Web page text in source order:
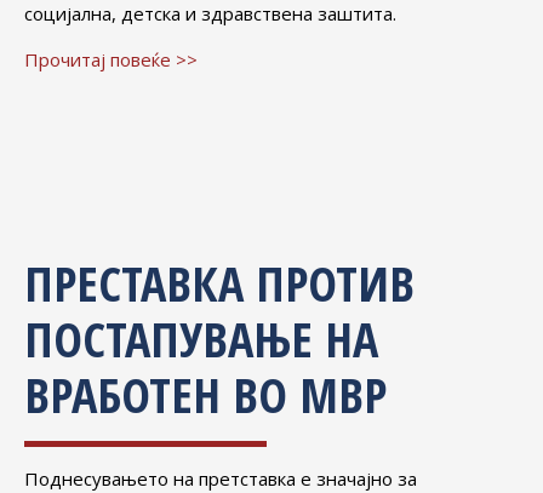
социјална, детска и здравствена заштита.
Прочитај повеќе >>
ПРЕСТАВКА ПРОТИВ
ПОСТАПУВАЊЕ НА
ВРАБОТЕН ВО МВР
Поднесувањето на претставка е значајно за